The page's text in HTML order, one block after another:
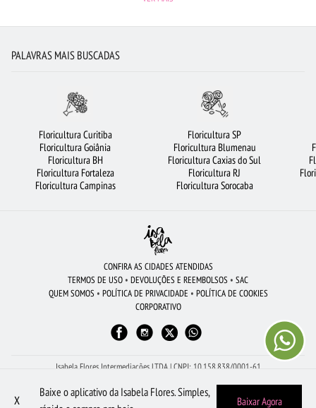
URSO DE PELÚCIA FLORICULTURA RIBEIRÃO PRETO
ROSAS AMARELAS FLORICULTURA SALVADOR
CIDADES MAIS PROCURADAS CESTA DE CHOCOLATE
BUQUÊ DE 20 ROSAS VERMELHAS
FLORES DO CAMPO
FLORES COLORIDAS FLORICULTURA UBERLÂNDIA FLORICULTURA RECIFE
FLORICULTURA JOÃO PESSOA BUQUÊ DE ROSAS VERMELHAS
BUQUÊ DE 12 ROSAS VERMELHAS FLORICULTURA GOIÂNIA
PALAVRAS MAIS BUSCADAS
Floricultura Curitiba
Floricultura Goiânia
Floricultura BH
Floricultura Fortaleza
Floricultura Campinas
Floricultura SP
Floricultura Blumenau
Floricultura Caxias do Sul
Floricultura RJ
Floricultura Sorocaba
CONFIRA AS CIDADES ATENDIDAS
TERMOS DE USO • DEVOLUÇÕES E REEMBOLSOS • SAC
QUEM SOMOS • POLÍTICA DE PRIVACIDADE • POLÍTICA DE COOKIES
CORPORATIVO
Isabela Flores Intermediações LTDA | CNPJ: 10.158.838/0001-61
Peça pelo WhatsApp: (19) 98605-1504
X
Baixe o aplicativo da Isabela Flores. Simples,
Baixar Agora